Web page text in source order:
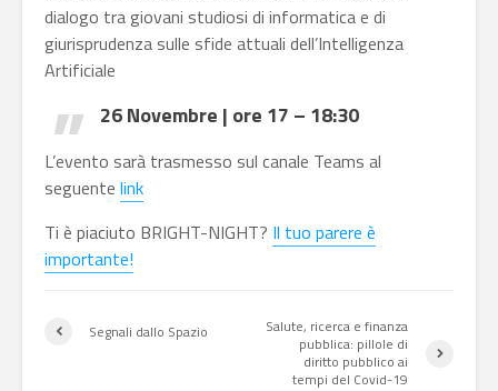
dialogo tra giovani studiosi di informatica e di
giurisprudenza sulle sfide attuali dell’Intelligenza
Artificiale
26 Novembre | ore 17 – 18:30
L’evento sarà trasmesso sul canale Teams al
seguente link
Ti è piaciuto BRIGHT-NIGHT? Il tuo parere è
importante!
Segnali dallo Spazio
Salute, ricerca e finanza
pubblica: pillole di
diritto pubblico ai
tempi del Covid-19